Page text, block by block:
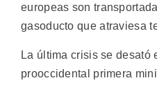
europeas son
gasoducto que atraviesa
La última crisis se desató
prooccidental primera